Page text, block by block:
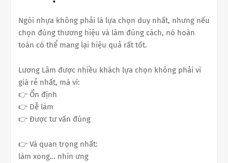
Ngói nhựa không phải là lựa chọn duy nhất, nhưng nếu
chọn đúng thương hiệu và làm đúng cách, nó hoàn
toàn có thể mang lại hiệu quả rất tốt.
Lương Lâm được nhiều khách lựa chọn không phải vì
giá rẻ nhất, mà vì:
👉 Ổn định
👉 Dễ làm
👉 Được tư vấn đúng
👉 Và quan trọng nhất:
làm xong… nhìn ưng